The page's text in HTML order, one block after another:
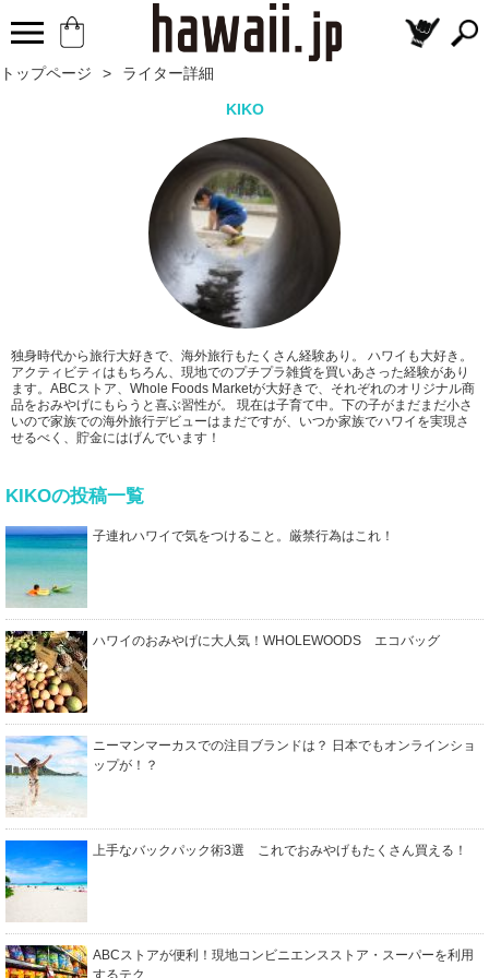
トップページ > ライター詳細
KIKO
独身時代から旅行大好きで、海外旅行もたくさん経験あり。 ハワイも大好き。
アクティビティはもちろん、現地でのプチプラ雑貨を買いあさった経験があり
ます。ABCストア、Whole Foods Marketが大好きで、それぞれのオリジナル商
品をおみやげにもらうと喜ぶ習性が。 現在は子育て中。下の子がまだまだ小さ
いので家族での海外旅行デビューはまだですが、いつか家族でハワイを実現さ
せるべく、貯金にはげんでいます！
KIKOの投稿一覧
子連れハワイで気をつけること。厳禁行為はこれ！
ハワイのおみやげに大人気！WHOLEWOODS エコバッグ
ニーマンマーカスでの注目ブランドは？ 日本でもオンラインショ
ップが！？
上手なバックパック術3選 これでおみやげもたくさん買える！
ABCストアが便利！現地コンビニエンスストア・スーパーを利用
するテク